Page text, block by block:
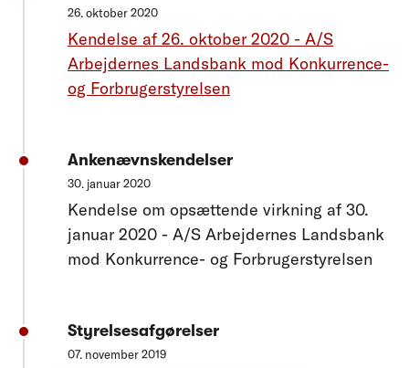
26. oktober 2020
Kendelse af 26. oktober 2020 - A/S
Arbejdernes Landsbank mod Konkurrence-
og Forbrugerstyrelsen
Ankenævnskendelser
30. januar 2020
Kendelse om opsættende virkning af 30.
januar 2020 - A/S Arbejdernes Landsbank
mod Konkurrence- og Forbrugerstyrelsen
Styrelsesafgørelser
07. november 2019